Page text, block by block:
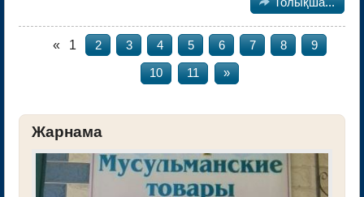
« 1 2 3 4 5 6 7 8 9
10 11 »
Жарнама